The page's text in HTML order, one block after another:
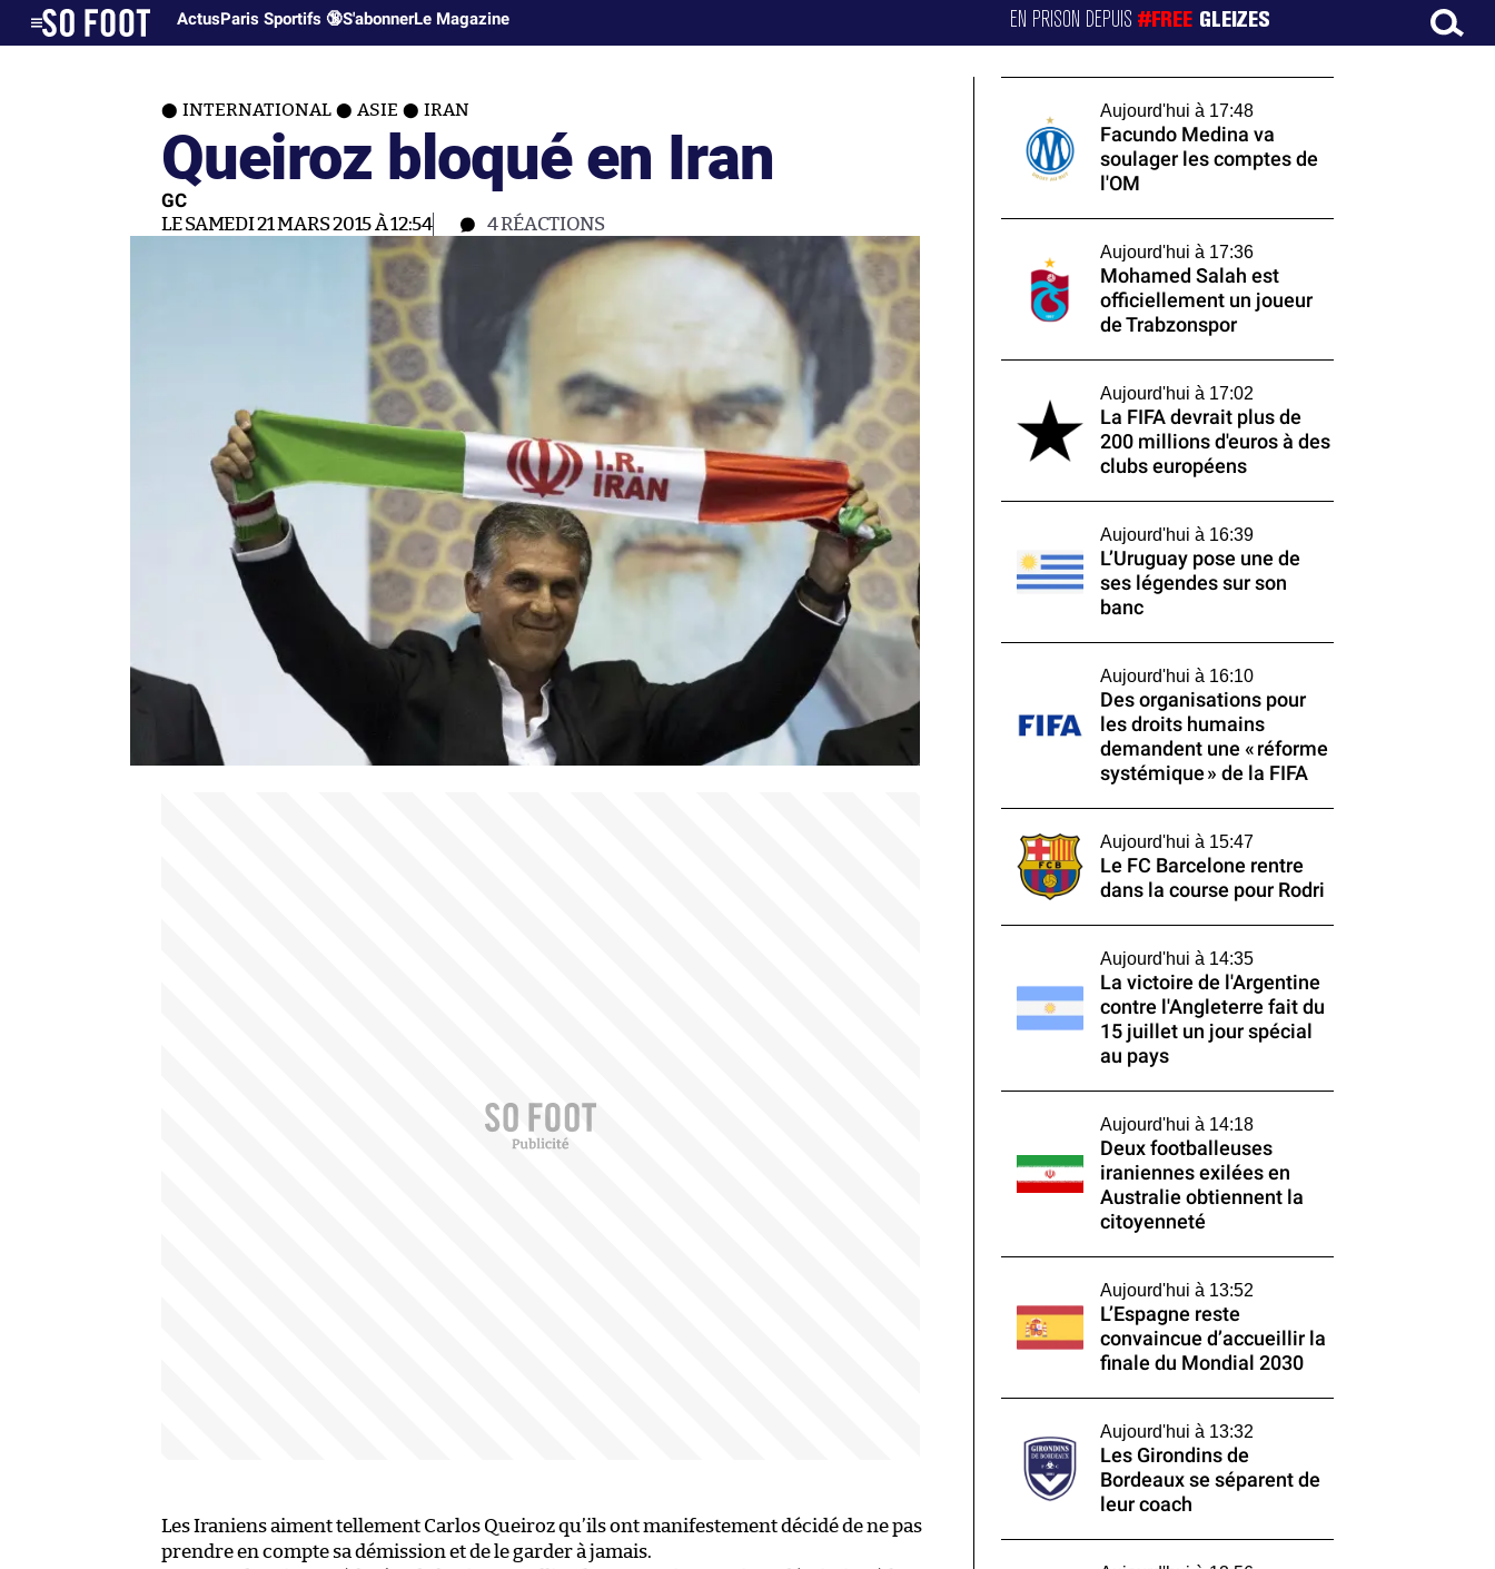
ActusParis Sportifs 🔞S'abonnerLe Magazine EN PRISON DEPUIS#FREE GLEIZES
INTERNATIONAL ASIE IRAN
Queiroz bloqué en Iran
GC
LE SAMEDI 21 MARS 2015 À 12:54 4RÉACTIONS
Les Iraniens aiment tellement Carlos Queiroz qu’ils ont manifestement décidé de ne pas
prendre en compte sa démission et de le garder à jamais.
Aujourd'hui à 17:48
Facundo Medina va
soulager les comptes de
l'OM
Aujourd'hui à 17:36
Mohamed Salah est
officiellement un joueur
de Trabzonspor
Aujourd'hui à 17:02
La FIFA devrait plus de
200 millions d'euros à des
clubs européens
Aujourd'hui à 16:39
L’Uruguay pose une de
ses légendes sur son
banc
Aujourd'hui à 16:10
Des organisations pour
les droits humains
demandent une « réforme
systémique » de la FIFA
Aujourd'hui à 15:47
Le FC Barcelone rentre
dans la course pour Rodri
Aujourd'hui à 14:35
La victoire de l'Argentine
contre l'Angleterre fait du
15 juillet un jour spécial
au pays
Aujourd'hui à 14:18
Deux footballeuses
iraniennes exilées en
Australie obtiennent la
citoyenneté
Aujourd'hui à 13:52
L’Espagne reste
convaincue d’accueillir la
finale du Mondial 2030
Aujourd'hui à 13:32
Les Girondins de
Bordeaux se séparent de
leur coach